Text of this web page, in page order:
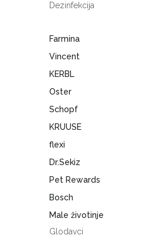
Dezinfekcija
Farmina
Vincent
KERBL
Oster
Schopf
KRUUSE
flexi
Dr.Sekiz
Pet Rewards
Bosch
Male životinje
Glodavci